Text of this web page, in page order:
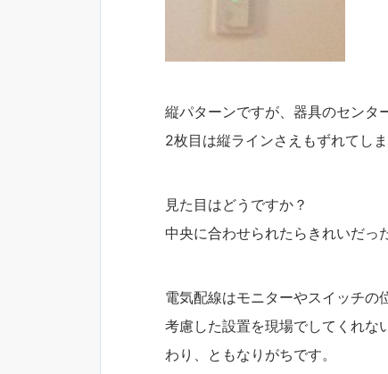
縦パターンですが、器具のセンタ
2枚目は縦ラインさえもずれてしま
見た目はどうですか？
中央に合わせられたらきれいだっ
電気配線はモニターやスイッチの
考慮した設置を現場でしてくれな
わり、ともなりがちです。